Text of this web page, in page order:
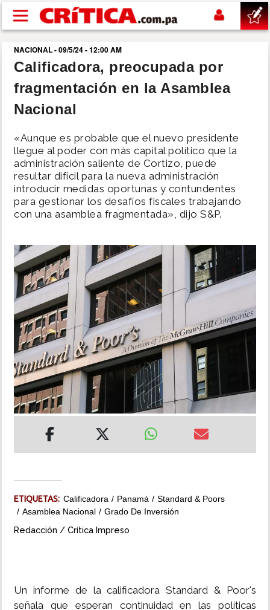
Pasar al contenido principal
buscar
SUCESOS
POLÍTICA
SHOW
MUNDO
INSÓLITAS
MULTIMEDIA
IMPRESO
NACIONAL - 09/5/24 - 12:00 AM
Calificadora, preocupada por
fragmentación en la Asamblea
Nacional
«Aunque es probable que el nuevo presidente
llegue al poder con más capital político que la
administración saliente de Cortizo, puede
resultar difícil para la nueva administración
introducir medidas oportunas y contundentes
para gestionar los desafíos fiscales trabajando
con una asamblea fragmentada», dijo S&P.
ETIQUETAS: Calificadora Panamá
Standard & Poors
Asamblea Nacional
Grado De Inversión
Redacción / Crítica Impreso
Un informe de la calificadora Standard & Poor's
señala que esperan continuidad en las políticas